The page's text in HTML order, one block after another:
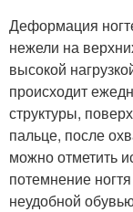
Деформация
нежели на
высокой
происходит
структуры,
пальце, после
можно отметить
потемнение
неудобной